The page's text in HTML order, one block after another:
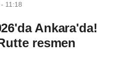
11:18
Ankara'da!
resmen